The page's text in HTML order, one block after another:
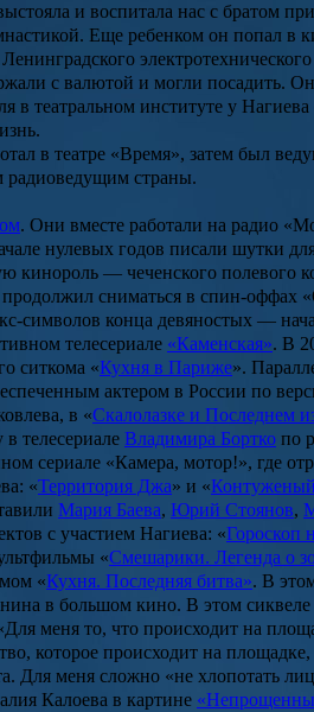
и воспитала нас с братом
Еще ребенком он попал в
с валютой и могли
в театральном институте у
в театре «Время», затем был
радиоведущим страны.
. Они вместе работали на радио
нулевых годов писали шутки
кинороль — чеченского полевого
сниматься в спин-оффах
символов конца девяностых —
телесериале «Каменская». В
ситкома «Кухня в Париже».
актером в России по
в «Скалолазке и Последнем
телесериале Владимира Бортко по
сериале «Камера, мотор!», где
«Территория Джа» и «
Мария Баева, Юрий Стоянов,
с участием Нагиева: «Гороскоп
«Смешарики. Легенда о
«Кухня. Последняя битва». В
в большом кино. В этом сиквеле
меня то, что происходит на
которое происходит на
Для меня сложно «не хлопотать
Калоева в картине